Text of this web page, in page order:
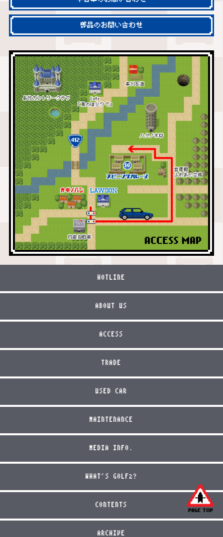
部品のお問い合わせ
HOTLINE
ABOUT US
ACCESS
TRADE
USED CAR
MAINTENANCE
MEDIA INFO.
WHAT'S GOLF2?
CONTENTS
ARCHIVE